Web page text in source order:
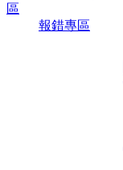
區
報錯專區